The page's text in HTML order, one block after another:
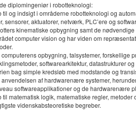
diplomingeniør i robotteknologi:
til og indsigt i områderne robotteknologi og
sensorer, aktuatorer, netværk, PLC’ere og
kinematiske opbygning samt de
computer vision og har viden om
opbygning, talsystemer, forskellige
softwarearkitektur, datastrukturer
bag simple kredsløb med modstande og
af hardwarenære systemer,
softwareapplikationer og de hardwarenære
til matematisk logik, matematiske regler,
videnskabsteoretiske begreber.